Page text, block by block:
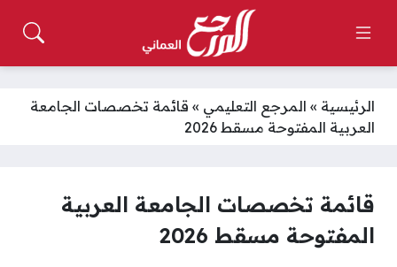
الرئيسية » المرجع التعليمي » قائمة تخصصات الجامعة
العربية المفتوحة مسقط 2026
قائمة تخصصات الجامعة العربية
المفتوحة مسقط 2026